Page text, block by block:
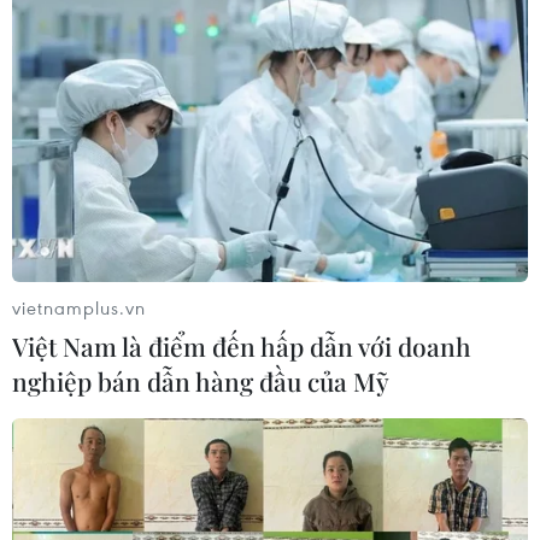
vietnamplus.vn
Việt Nam là điểm đến hấp dẫn với doanh
nghiệp bán dẫn hàng đầu của Mỹ